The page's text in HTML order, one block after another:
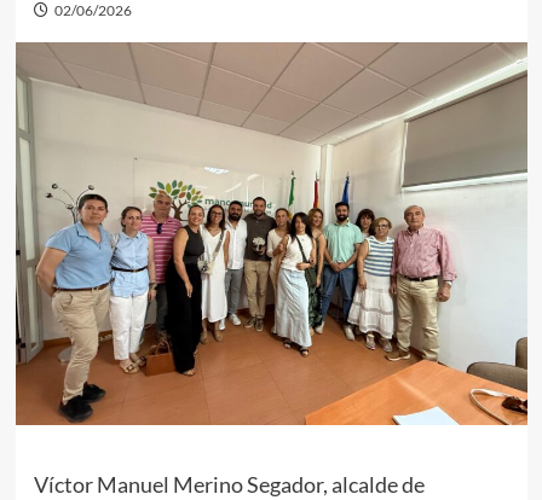
02/06/2026
Víctor Manuel Merino Segador, alcalde de